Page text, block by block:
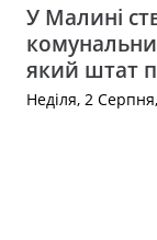
У Малині
який штат
Неділя, 2